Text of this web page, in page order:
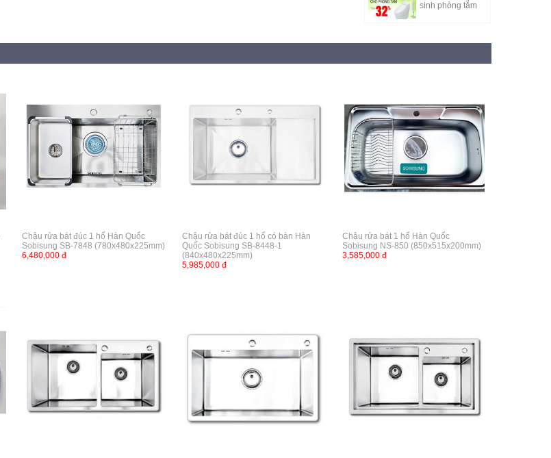
sinh phòng tắm
Chậu rửa bát đúc 1 hố Hàn Quốc
Sobisung SB-7848 (780x480x225mm)
6,480,000 đ
Chậu rửa bát đúc 1 hố có bàn Hàn
Quốc Sobisung SB-8448-1
(840x480x225mm)
5,985,000 đ
Chậu rửa bát 1 hố Hàn Quốc
Sobisung NS-850 (850x515x200mm)
3,585,000 đ